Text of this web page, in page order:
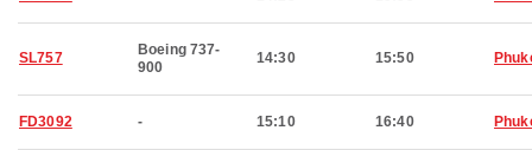
SL757
Boeing 737-
900
14:30 15:50
FD3092 - 15:10 16:40